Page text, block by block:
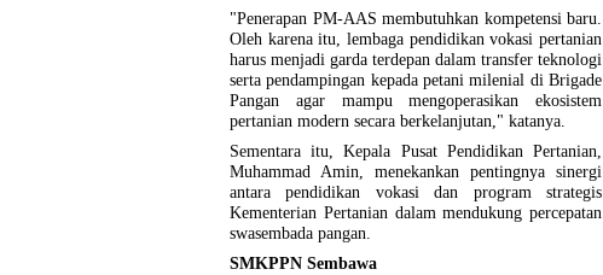
"Penerapan PM-AAS membutuhkan kompetensi baru.
Oleh karena itu, lembaga pendidikan vokasi pertanian
harus menjadi garda terdepan dalam transfer teknologi
serta pendampingan kepada petani milenial di Brigade
Pangan agar mampu mengoperasikan ekosistem
pertanian modern secara berkelanjutan," katanya.
Sementara itu, Kepala Pusat Pendidikan Pertanian,
Muhammad Amin, menekankan pentingnya sinergi
antara pendidikan vokasi dan program strategis
Kementerian Pertanian dalam mendukung percepatan
swasembada pangan.
SMKPPN Sembawa